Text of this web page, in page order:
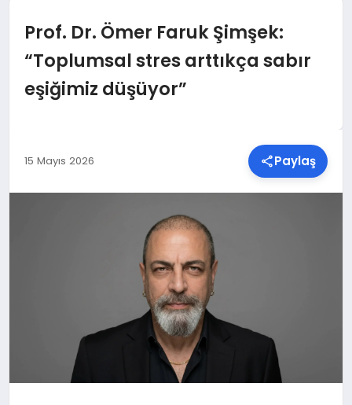
SAĞLIK
Prof. Dr. Ömer Faruk Şimşek:
“Toplumsal stres arttıkça sabır
eşiğimiz düşüyor”
15 Mayıs 2026 Paylaş